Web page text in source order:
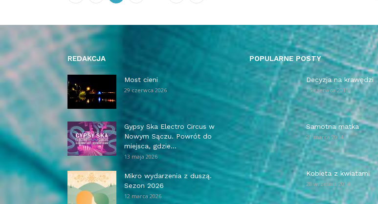
REDAKCJA
Most cieni
29 czerwca 2026
Gypsy Ska Electro Circus w
Nowym Sączu. Powrót do
miejsca, gdzie...
13 maja 2026
Mikro wydarzenia z duszą.
Sezon 2026
12 marca 2026
POPULARNE POSTY
Decyzja na krawędzi
15 czerwca 2015
Samotna matka
21 marca 2014
Kobieta z kwiatami
28 września 2014